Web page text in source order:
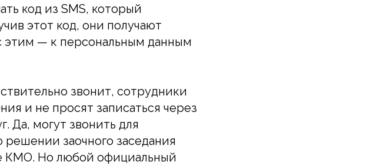
код из SMS, который
этот код, они получают
этим — к персональным данным
звонит, сотрудники
и не просят записаться через
Да, могут звонить для
заочного заседания
КМО. Но любой официальный